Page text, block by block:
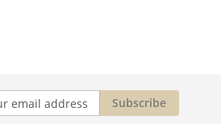
Subscribe